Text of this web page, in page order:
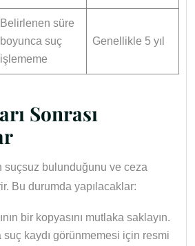
Belirlenen süre
boyunca suç
işlememe
Genellikle 5 yıl
Sonrası
suçsuz bulunduğunu ve ceza
Bu durumda yapılacaklar:
bir kopyasını mutlaka saklayın.
suç kaydı görünmemesi için resmi